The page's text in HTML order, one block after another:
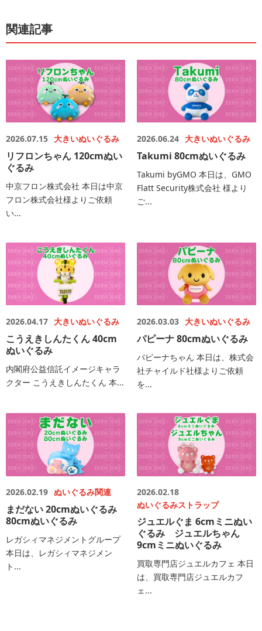
関連記事
2026.07.15 大きいぬいぐるみ
リフロンちゃん 120cmぬい
ぐるみ
中京フロン株式会社 本日は中京
フロン株式会社様よりご依頼
い...
2026.06.24 大きいぬいぐるみ
Takumi 80cmぬいぐるみ
Takumi byGMO 本日は、GMO
Flatt Security株式会社 様より
ご...
2026.04.17 大きいぬいぐるみ
こうえきしんたくん 40cm
ぬいぐるみ
内閣府公益信託イメージキャラ
クター こうえきしんたくん 本...
2026.03.03 大きいぬいぐるみ
パピーナ 80cmぬいぐるみ
パピーナちゃん 本日は、株式会
社チャイルド社様よりご依頼
を...
2026.02.19 ぬいぐるみ関連
まだない 20cmぬいぐるみ
80cmぬいぐるみ
レガシィマネジメントグループ
本日は、レガシィマネジメン
ト...
2026.02.18
ぬいぐるみストラップ
ジュエルぐま 6cmミニぬい
ぐるみ ジュエルちゃん
9cmミニぬいぐるみ
買取専門店ジュエルカフェ 本日
は、買取専門店ジュエルカフ
ェ...